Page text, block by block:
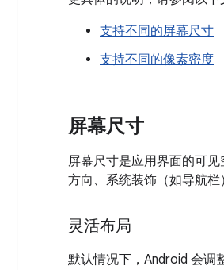
支持不同的屏幕尺寸
支持不同的像素密度
屏幕尺寸
屏幕尺寸是应用界面的可
方向、系统装饰（如导航
灵活布局
默认情况下，Android 会调